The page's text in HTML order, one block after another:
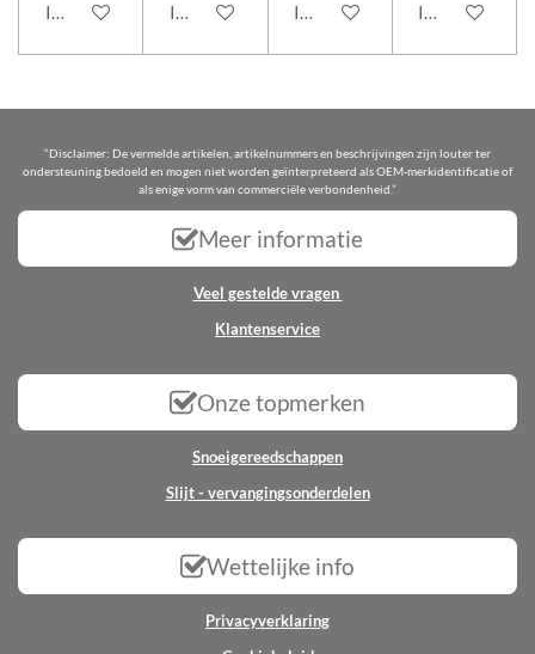
In winkelwagen In winkelwagen In winkelwagen In
“Disclaimer: De vermelde artikelen, artikelnummers en beschrijvingen zijn louter ter
ondersteuning bedoeld en mogen niet worden geïnterpreteerd als OEM-merkidentificatie of
als enige vorm van commerciële verbondenheid.”
Meer informatie
Veel gestelde vragen
Klantenservice
Onze topmerken
Snoeigereedschappen
Slijt - vervangingsonderdelen
Wettelijke info
Privacyverklaring